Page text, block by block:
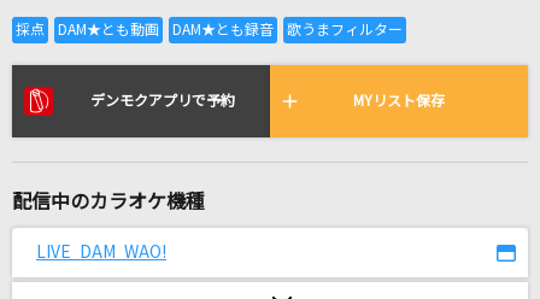
リアルタイムで歌われている曲の一覧
GLAMOROUS SKY
ポルターガイスト
なとり
デンモクアプリで予約 MYリスト保存
配信中のカラオケ機種
LIVE DAM WAO!